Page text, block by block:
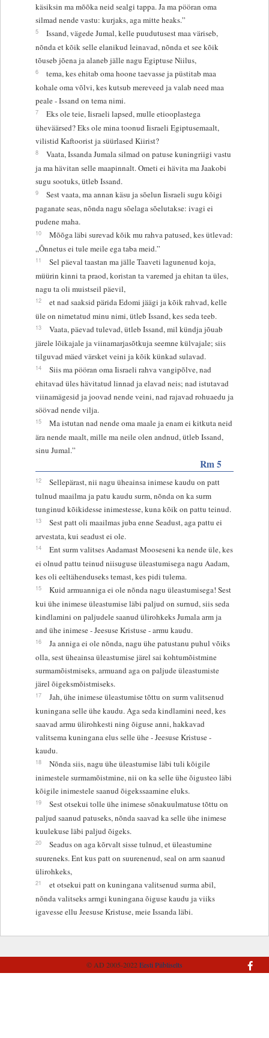
käsiksin ma mõõka neid sealgi tappa. Ja ma pööran oma
silmad nende vastu: kurjaks, aga mitte heaks.”
5
Issand, vägede Jumal, kelle puudutusest maa väriseb,
nõnda et kõik selle elanikud leinavad, nõnda et see kõik
tõuseb jõena ja alaneb jälle nagu Egiptuse Niilus,
6
tema, kes ehitab oma hoone taevasse ja püstitab maa
kohale oma võlvi, kes kutsub mereveed ja valab need maa
peale - Issand on tema nimi.
7
Eks ole teie, Iisraeli lapsed, mulle etiooplastega
üheväärsed? Eks ole mina toonud Iisraeli Egiptusemaalt,
vilistid Kaftoorist ja süürlased Kiirist?
8
Vaata, Issanda Jumala silmad on patuse kuningriigi vastu
ja ma hävitan selle maapinnalt. Ometi ei hävita ma Jaakobi
sugu sootuks, ütleb Issand.
9
Sest vaata, ma annan käsu ja sõelun Iisraeli sugu kõigi
paganate seas, nõnda nagu sõelaga sõelutakse: ivagi ei
pudene maha.
10
Mõõga läbi surevad kõik mu rahva patused, kes ütlevad:
„Õnnetus ei tule meile ega taba meid.”
11
Sel päeval taastan ma jälle Taaveti lagunenud koja,
müürin kinni ta praod, koristan ta varemed ja ehitan ta üles,
nagu ta oli muistseil päevil,
12
et nad saaksid pärida Edomi jäägi ja kõik rahvad, kelle
üle on nimetatud minu nimi, ütleb Issand, kes seda teeb.
13
Vaata, päevad tulevad, ütleb Issand, mil kündja jõuab
järele lõikajale ja viinamarjasõtkuja seemne külvajale; siis
tilguvad mäed värsket veini ja kõik künkad sulavad.
14
Siis ma pööran oma Iisraeli rahva vangipõlve, nad
ehitavad üles hävitatud linnad ja elavad neis; nad istutavad
viinamägesid ja joovad nende veini, nad rajavad rohuaedu ja
söövad nende vilja.
15
Ma istutan nad nende oma maale ja enam ei kitkuta neid
ära nende maalt, mille ma neile olen andnud, ütleb Issand,
sinu Jumal.”
Rm 5
12
Sellepärast, nii nagu üheainsa inimese kaudu on patt
tulnud maailma ja patu kaudu surm, nõnda on ka surm
tunginud kõikidesse inimestesse, kuna kõik on pattu teinud.
13
Sest patt oli maailmas juba enne Seadust, aga pattu ei
arvestata, kui seadust ei ole.
14
Ent surm valitses Aadamast Mooseseni ka nende üle, kes
ei olnud pattu teinud niisuguse üleastumisega nagu Aadam,
kes oli eeltähenduseks temast, kes pidi tulema.
15
Kuid armuanniga ei ole nõnda nagu üleastumisega! Sest
kui ühe inimese üleastumise läbi paljud on surnud, siis seda
kindlamini on paljudele saanud ülirohkeks Jumala arm ja
and ühe inimese - Jeesuse Kristuse - armu kaudu.
16
Ja anniga ei ole nõnda, nagu ühe patustanu puhul võiks
olla, sest üheainsa üleastumise järel sai kohtumõistmine
surmamõistmiseks, armuand aga on paljude üleastumiste
järel õigeksmõistmiseks.
17
Jah, ühe inimese üleastumise tõttu on surm valitsenud
kuningana selle ühe kaudu. Aga seda kindlamini need, kes
saavad armu ülirohkesti ning õiguse anni, hakkavad
valitsema kuningana elus selle ühe - Jeesuse Kristuse -
kaudu.
18
Nõnda siis, nagu ühe üleastumise läbi tuli kõigile
inimestele surmamõistmine, nii on ka selle ühe õigusteo läbi
kõigile inimestele saanud õigekssaamine eluks.
19
Sest otsekui tolle ühe inimese sõnakuulmatuse tõttu on
paljud saanud patuseks, nõnda saavad ka selle ühe inimese
kuulekuse läbi paljud õigeks.
20
Seadus on aga kõrvalt sisse tulnud, et üleastumine
suureneks. Ent kus patt on suurenenud, seal on arm saanud
ülirohkeks,
21
et otsekui patt on kuningana valitsenud surma abil,
nõnda valitseks armgi kuningana õiguse kaudu ja viiks
igavesse ellu Jeesuse Kristuse, meie Issanda läbi.
© AD 2005-2022Eesti Piibliselts